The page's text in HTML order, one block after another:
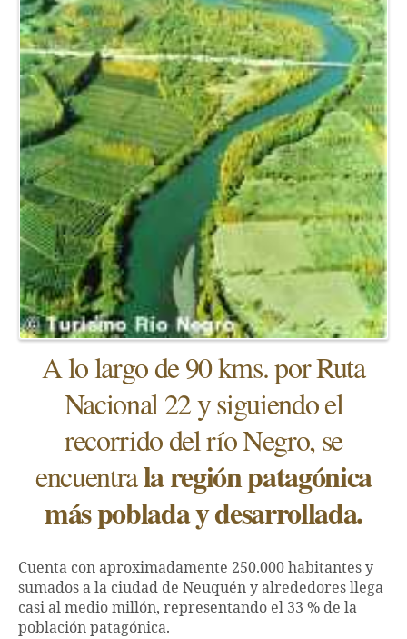
A lo largo de 90 kms. por Ruta
Nacional 22 y siguiendo el
recorrido del río Negro, se
encuentrala región patagónica
más poblada y desarrollada.
Cuenta con aproximadamente 250.000 habitantes y
sumados a la ciudad de Neuquén y alrededores llega
casi al medio millón, representando el 33 % de la
población patagónica.